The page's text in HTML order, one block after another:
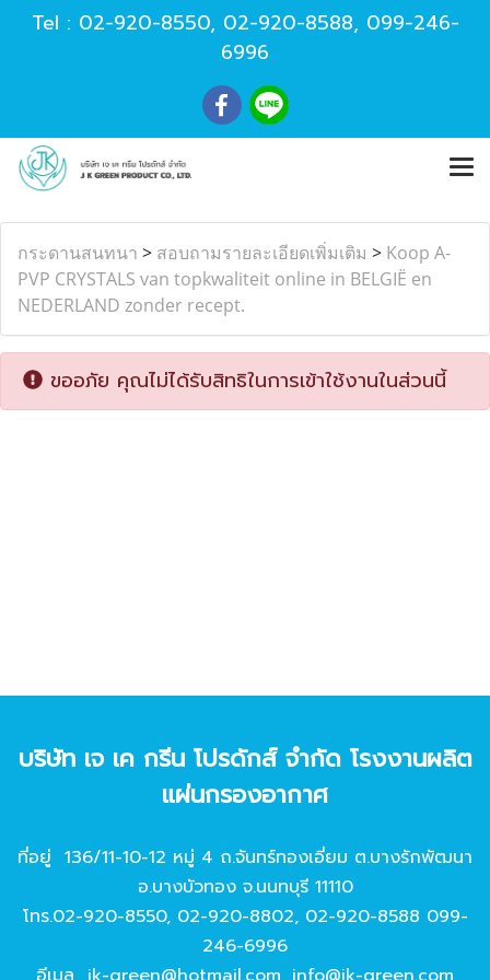
Tel : 02-920-8550, 02-920-8588, 099-246-
6996
กระดานสนทนา > สอบถามรายละเอียดเพิ่มเติม > Koop A-
PVP CRYSTALS van topkwaliteit online in BELGIË en
NEDERLAND zonder recept.
ขออภัย คุณไม่ได้รับสิทธิในการเข้าใช้งานในส่วนนี้
บริษัท เจ เค กรีน โปรดักส์ จํากัด โรงงานผลิต
แผ่นกรองอากาศ
ที่อยู่ 136/11-10-12 หมู่ 4 ถ.จันทร์ทองเอี่ยม ต.บางรักพัฒนา
อ.บางบัวทอง จ.นนทบุรี 11110
โทร.02-920-8550, 02-920-8802, 02-920-8588 099-
246-6996